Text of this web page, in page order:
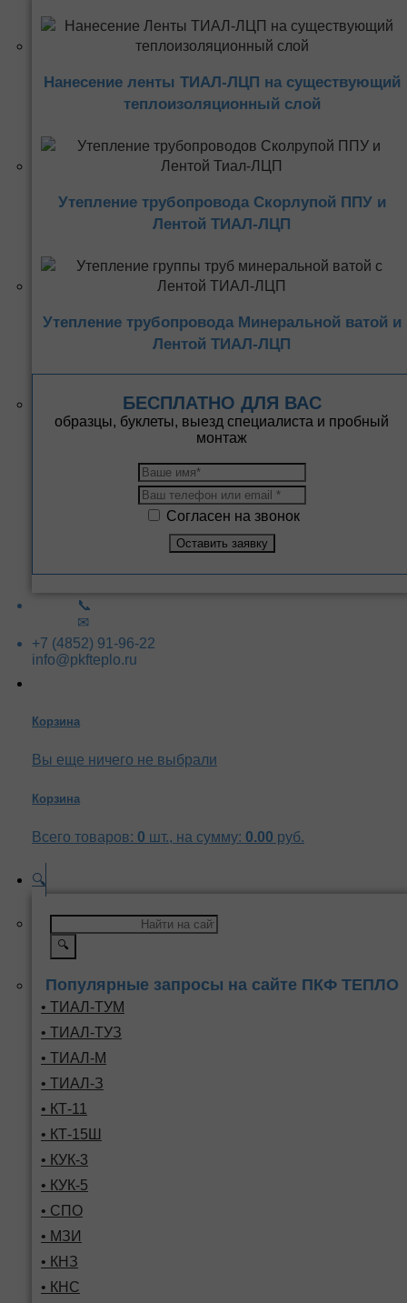
Нанесение ленты ТИАЛ-ЛЦП на существующий
теплоизоляционный слой
Утепление трубопровода Скорлупой ППУ и
Лентой ТИАЛ-ЛЦП
Утепление трубопровода Минеральной ватой и
Лентой ТИАЛ-ЛЦП
БЕСПЛАТНО ДЛЯ ВАС
образцы, буклеты, выезд специалиста и пробный
монтаж
Согласен на звонок
📞
✉
+7 (4852) 91-96-22
info@pkfteplo.ru
Корзина
Вы еще ничего не выбрали
Корзина
Всего товаров: 0 шт., на сумму: 0.00 руб.
🔍
🔍
Популярные запросы на сайте ПКФ ТЕПЛО
• ТИАЛ-ТУМ
• ТИАЛ-ТУЗ
• ТИАЛ-М
• ТИАЛ-З
• КТ-11
• КТ-15Ш
• КУК-3
• КУК-5
• СПО
• МЗИ
• КНЗ
• КНС